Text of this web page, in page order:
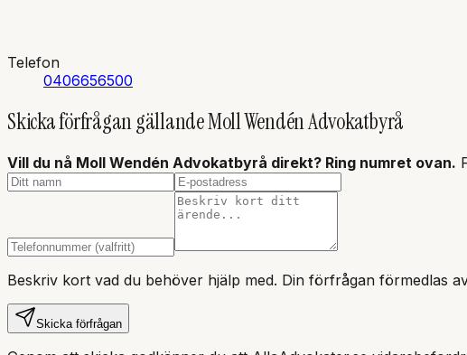
Telefon
0406656500
Skicka förfrågan gällandeMoll Wendén Advokatbyrå
Vill du nå Moll Wendén Advokatbyrå direkt? Ring numret ovan.
Beskriv kort vad du behöver hjälp med. Din förfrågan förmedlas
Skicka förfrågan